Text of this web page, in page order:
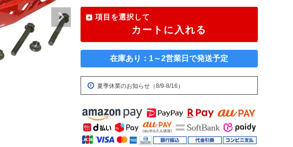
項目を選択して
カートに入れる
在庫あり：1～2営業日で発送予定
夏季休業のお知らせ（8/9-8/16）